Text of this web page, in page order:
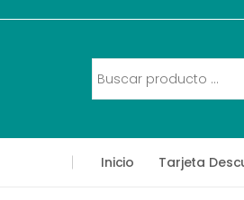
Inicio Tarjeta